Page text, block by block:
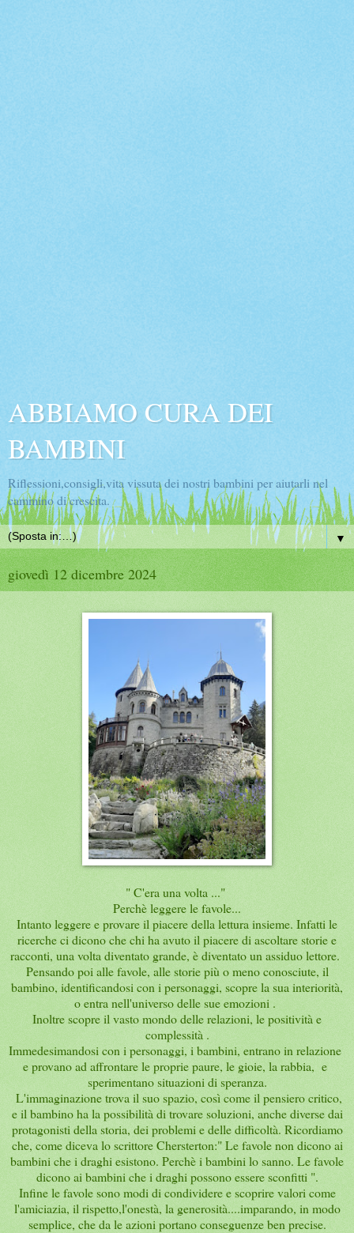
ABBIAMO CURA DEI
BAMBINI
Riflessioni,consigli,vita vissuta dei nostri bambini per aiutarli nel
cammino di crescita.
▼
giovedì 12 dicembre 2024
" C'era una volta ..."
Perchè leggere le favole...
Intanto leggere e provare il piacere della lettura insieme. Infatti le
ricerche ci dicono che chi ha avuto il piacere di ascoltare storie e
racconti, una volta diventato grande, è diventato un assiduo lettore.
Pensando poi alle favole, alle storie più o meno conosciute, il
bambino, identificandosi con i personaggi, scopre la sua interiorità,
o entra nell'universo delle sue emozioni .
Inoltre scopre il vasto mondo delle relazioni, le positività e
complessità .
Immedesimandosi con i personaggi, i bambini, entrano in relazione
e provano ad affrontare le proprie paure, le gioie, la rabbia, e
sperimentano situazioni di speranza.
L'immaginazione trova il suo spazio, così come il pensiero critico,
e il bambino ha la possibilità di trovare soluzioni, anche diverse dai
protagonisti della storia, dei problemi e delle difficoltà. Ricordiamo
che, come diceva lo scrittore Chersterton:" Le favole non dicono ai
bambini che i draghi esistono. Perchè i bambini lo sanno. Le favole
dicono ai bambini che i draghi possono essere sconfitti ".
Infine le favole sono modi di condividere e scoprire valori come
l'amiciazia, il rispetto,l'onestà, la generosità....imparando, in modo
semplice, che da le azioni portano conseguenze ben precise.